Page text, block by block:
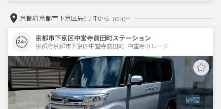
京都府京都市下京区辰巳町から 1010m
京都市下京区中堂寺前田町ステーション
京都府京都市下京区中堂寺前田町  中堂寺ガレージ